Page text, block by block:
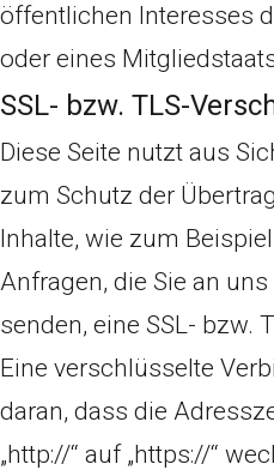
öffentlichen Interesses
oder eines
SSL- bzw. TLS-
Diese Seite nutzt aus
zum Schutz der
Inhalte, wie zum
Anfragen, die Sie an
senden, eine SSL- bzw.
Eine verschlüsselte
daran, dass die
„http://“ auf „https://“